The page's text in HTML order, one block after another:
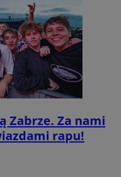
Zabrze. Za nami
rapu!